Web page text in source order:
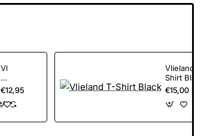
Vlieland
Rompertje
Vuurtoren
€12,95
Vlieland T-
Shirt Black
€15,00